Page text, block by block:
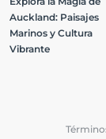
Auckland: Paisajes
Marinos y Cultura
Vibrante